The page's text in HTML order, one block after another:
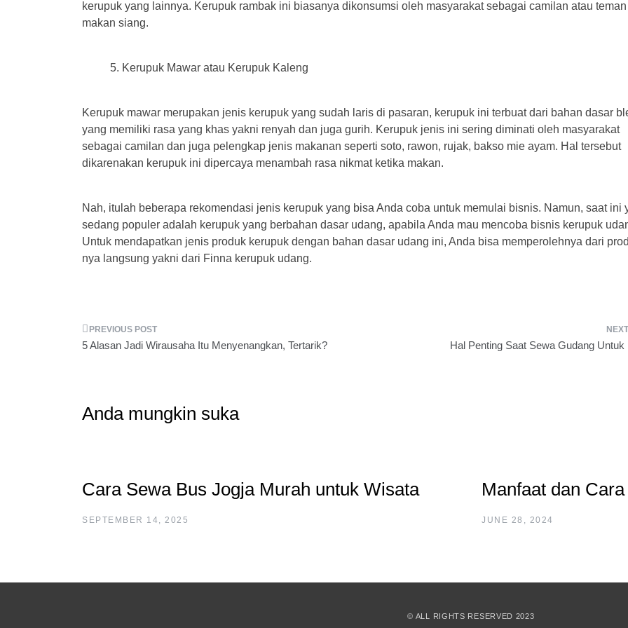
kerupuk yang lainnya. Kerupuk rambak ini biasanya dikonsumsi oleh masyarakat sebagai camilan atau teman
makan siang.
Kerupuk Mawar atau Kerupuk Kaleng
Kerupuk mawar merupakan jenis kerupuk yang sudah laris di pasaran, kerupuk ini terbuat dari bahan dasar
yang memiliki rasa yang khas yakni renyah dan juga gurih. Kerupuk jenis ini sering diminati oleh masyarakat
sebagai camilan dan juga pelengkap jenis makanan seperti soto, rawon, rujak, bakso mie ayam. Hal tersebut
dikarenakan kerupuk ini dipercaya menambah rasa nikmat ketika makan.
Nah, itulah beberapa rekomendasi jenis kerupuk yang bisa Anda coba untuk memulai bisnis. Namun, saat ini
sedang populer adalah kerupuk yang berbahan dasar udang, apabila Anda mau mencoba bisnis kerupuk
Untuk mendapatkan jenis produk kerupuk dengan bahan dasar udang ini, Anda bisa memperolehnya dari
nya langsung yakni dari Finna kerupuk udang.
Post
5 Alasan Jadi Wirausaha Itu Menyenangkan, Tertarik? Hal Penting Saat Sewa Gudang Untuk
Anda mungkin suka
Cara Sewa Bus Jogja Murah untuk Wisata
SEPTEMBER 14, 2025
Manfaat dan
JUNE 28, 2024
© ALL RIGHTS RESERVED 2023